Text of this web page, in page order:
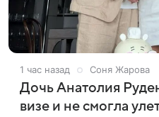
1 час назад Соня Жарова
Дочь Анатолия
визе и не смогла